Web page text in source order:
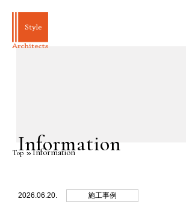
Information
Top Information
2026.06.20. 施工事例